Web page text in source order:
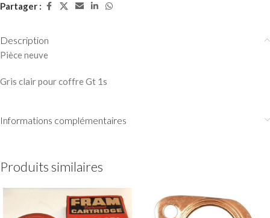
Partager :
Description
Pièce neuve
Gris clair pour coffre Gt 1s
Informations complémentaires
Produits similaires